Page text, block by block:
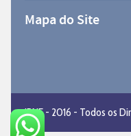
Mapa do Site
IBNF - 2016 - Todos os